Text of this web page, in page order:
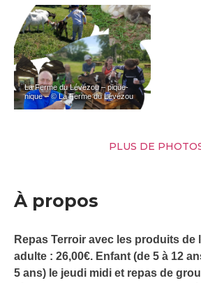
La Ferme du Lévézou – pique-
nique – © La Ferme du Lévézou
PLUS DE
À propos
Repas Terroir avec les produits de
adulte : 26,00€. Enfant (de 5 à 12
5 ans) le jeudi midi et repas de